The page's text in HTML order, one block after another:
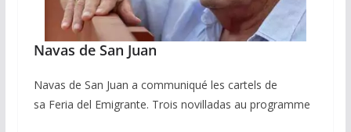
Navas de San Juan
Navas de San Juan a communiqué les cartels de
sa Feria del Emigrante. Trois novilladas au programme